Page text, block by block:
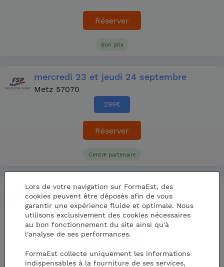
Réserver
Bon prix
mercredi 23 et jeudi 24 septembre
Metz 57070
299€
Réserver
Centre partenaire
vendredi25et samedi26 septembre
WOIPPY 57140
250 €
229€
Lors de votre navigation sur FormaEst, des
cookies peuvent être déposés afin de vous
garantir une expérience fluide et optimale. Nous
utilisons exclusivement des cookies nécessaires
au bon fonctionnement du site ainsi qu'à
l'analyse de ses performances.
FormaEst collecte uniquement les informations
indispensables à la fourniture de ses services,